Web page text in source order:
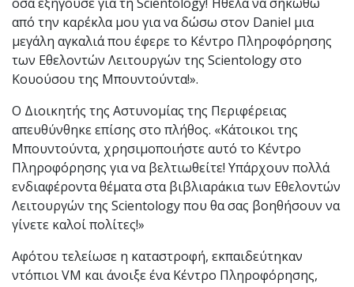
από την καρέκλα μου για να δώσω στον Daniel μια
μεγάλη αγκαλιά που έφερε το Κέντρο Πληροφόρησης
των Εθελοντών Λειτουργών της Scientology στο
Κουούσου της Μπουντούντα!».
Ο Διοικητής της Αστυνομίας της Περιφέρειας
απευθύνθηκε επίσης στο πλήθος. «Κάτοικοι της
Μπουντούντα, χρησιμοποιήστε αυτό το Κέντρο
Πληροφόρησης για να βελτιωθείτε! Υπάρχουν πολλά
ενδιαφέροντα θέματα στα βιβλιαράκια των Εθελοντών
Λειτουργών της Scientology που θα σας βοηθήσουν να
γίνετε καλοί πολίτες!»
Αφότου τελείωσε η καταστροφή, εκπαιδεύτηκαν
ντόπιοι VM και άνοιξε ένα Κέντρο Πληροφόρησης,